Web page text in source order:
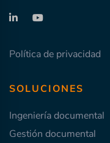
Política de privacidad
SOLUCIONES
Ingeniería documental
Gestión documental